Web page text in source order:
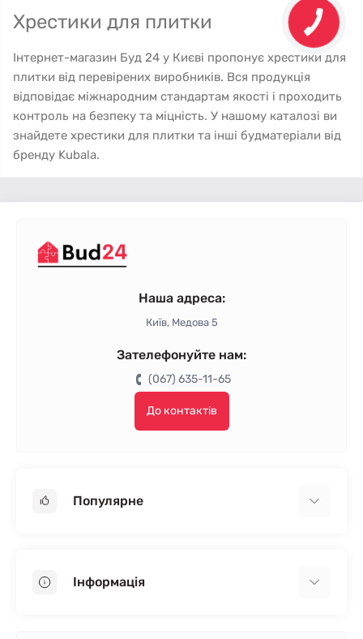
Хрестики для плитки
Інтернет-магазин Буд 24 у Києві пропонує хрестики для
плитки від перевірених виробників. Вся продукція
відповідає міжнародним стандартам якості і проходить
контроль на безпеку та міцність. У нашому каталозі ви
знайдете хрестики для плитки та інші будматеріали від
бренду Kubala.
Наша адреса:
Київ, Медова 5
Зателефонуйте нам:
(067) 635-11-65
До контактів
Популярне
Пінопласт
Інформація